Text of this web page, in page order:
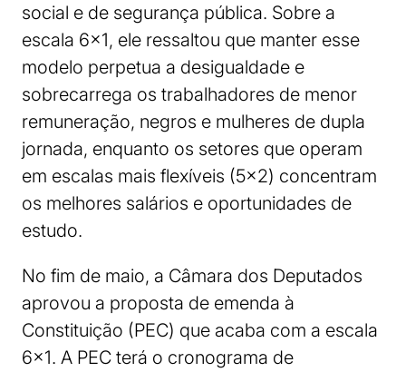
social e de segurança pública. Sobre a
escala 6×1, ele ressaltou que manter esse
modelo perpetua a desigualdade e
sobrecarrega os trabalhadores de menor
remuneração, negros e mulheres de dupla
jornada, enquanto os setores que operam
em escalas mais flexíveis (5×2) concentram
os melhores salários e oportunidades de
estudo.
No fim de maio, a Câmara dos Deputados
aprovou a proposta de emenda à
Constituição (PEC) que acaba com a escala
6×1. A PEC terá o cronograma de